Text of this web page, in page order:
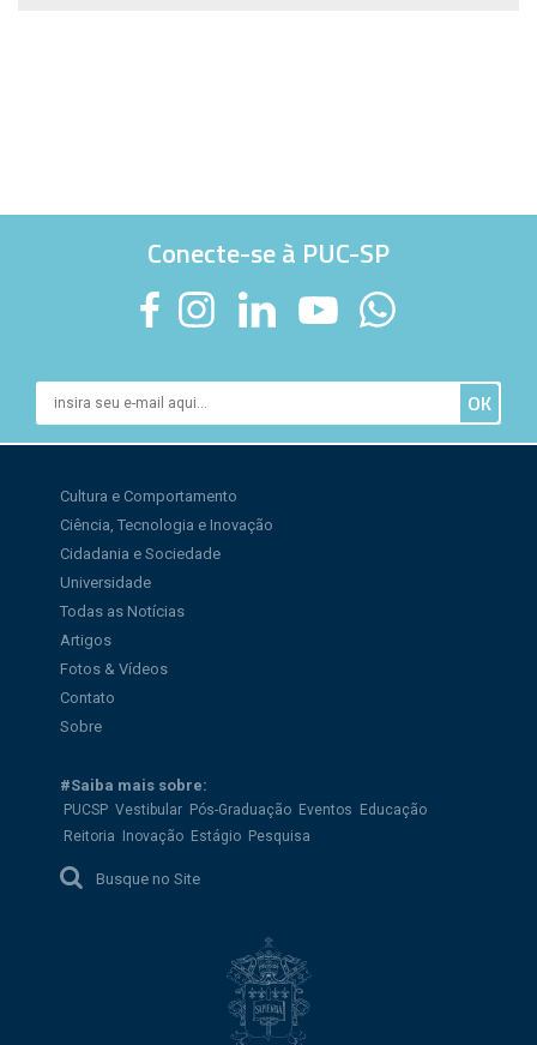
Conecte-se à PUC-SP
Cultura e Comportamento
Ciência, Tecnologia e Inovação
Cidadania e Sociedade
Universidade
Todas as Notícias
Artigos
Fotos & Vídeos
Contato
Sobre
#Saiba mais sobre:
PUCSP Vestibular Pós-Graduação Eventos
Educação
Reitoria
Inovação Estágio Pesquisa
Busque no Site